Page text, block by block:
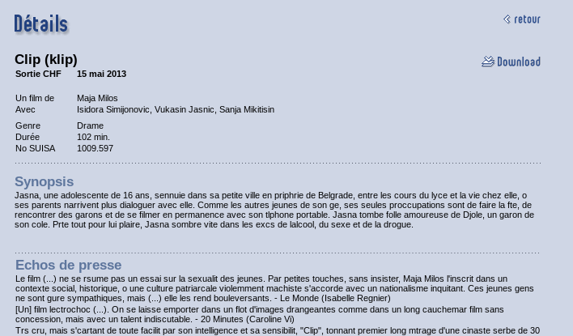
Clip (klip)
Sortie CHF 15 mai 2013
Un film de
Maja Milos
Avec
Isidora Simijonovic, Vukasin Jasnic, Sanja Mikitisin
Genre
Drame
Durée
102 min.
No SUISA
1009.597
Synopsis
Jasna, une adolescente de 16 ans, sennuie dans sa petite ville en priphrie de Belgrade, entre les cours du lyce et la vie chez elle, o
ses parents narrivent plus dialoguer avec elle. Comme les autres jeunes de son ge, ses seules proccupations sont de faire la fte, de
rencontrer des garons et de se filmer en permanence avec son tlphone portable. Jasna tombe folle amoureuse de Djole, un garon de
son cole. Prte tout pour lui plaire, Jasna sombre vite dans les excs de lalcool, du sexe et de la drogue.
Echos de presse
Le film (...) ne se rsume pas un essai sur la sexualit des jeunes. Par petites touches, sans insister, Maja Milos l'inscrit dans un
contexte social, historique, o une culture patriarcale violemment machiste s'accorde avec un nationalisme inquitant. Ces jeunes gens
ne sont gure sympathiques, mais (...) elle les rend bouleversants. - Le Monde (Isabelle Regnier)
[Un] film lectrochoc (...). On se laisse emporter dans un flot d'images drangeantes comme dans un long cauchemar film sans
concession, mais avec un talent indiscutable. - 20 Minutes (Caroline Vi)
Trs cru, mais s'cartant de toute facilit par son intelligence et sa sensibilit, "Clip", tonnant premier long mtrage d'une cinaste serbe de 30